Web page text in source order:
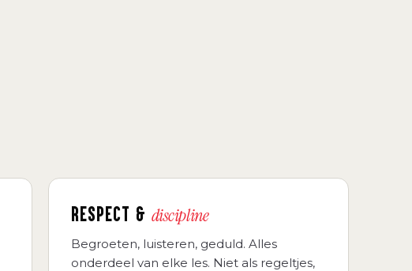
RESPECT & discipline
Begroeten, luisteren, geduld. Alles
onderdeel van elke les. Niet als regeltjes,